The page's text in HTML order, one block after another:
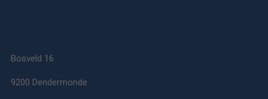
Bosveld 16
9200 Dendermonde